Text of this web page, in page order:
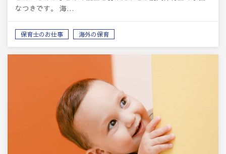
なつきです。 海…
保育士のお仕事 海外の保育